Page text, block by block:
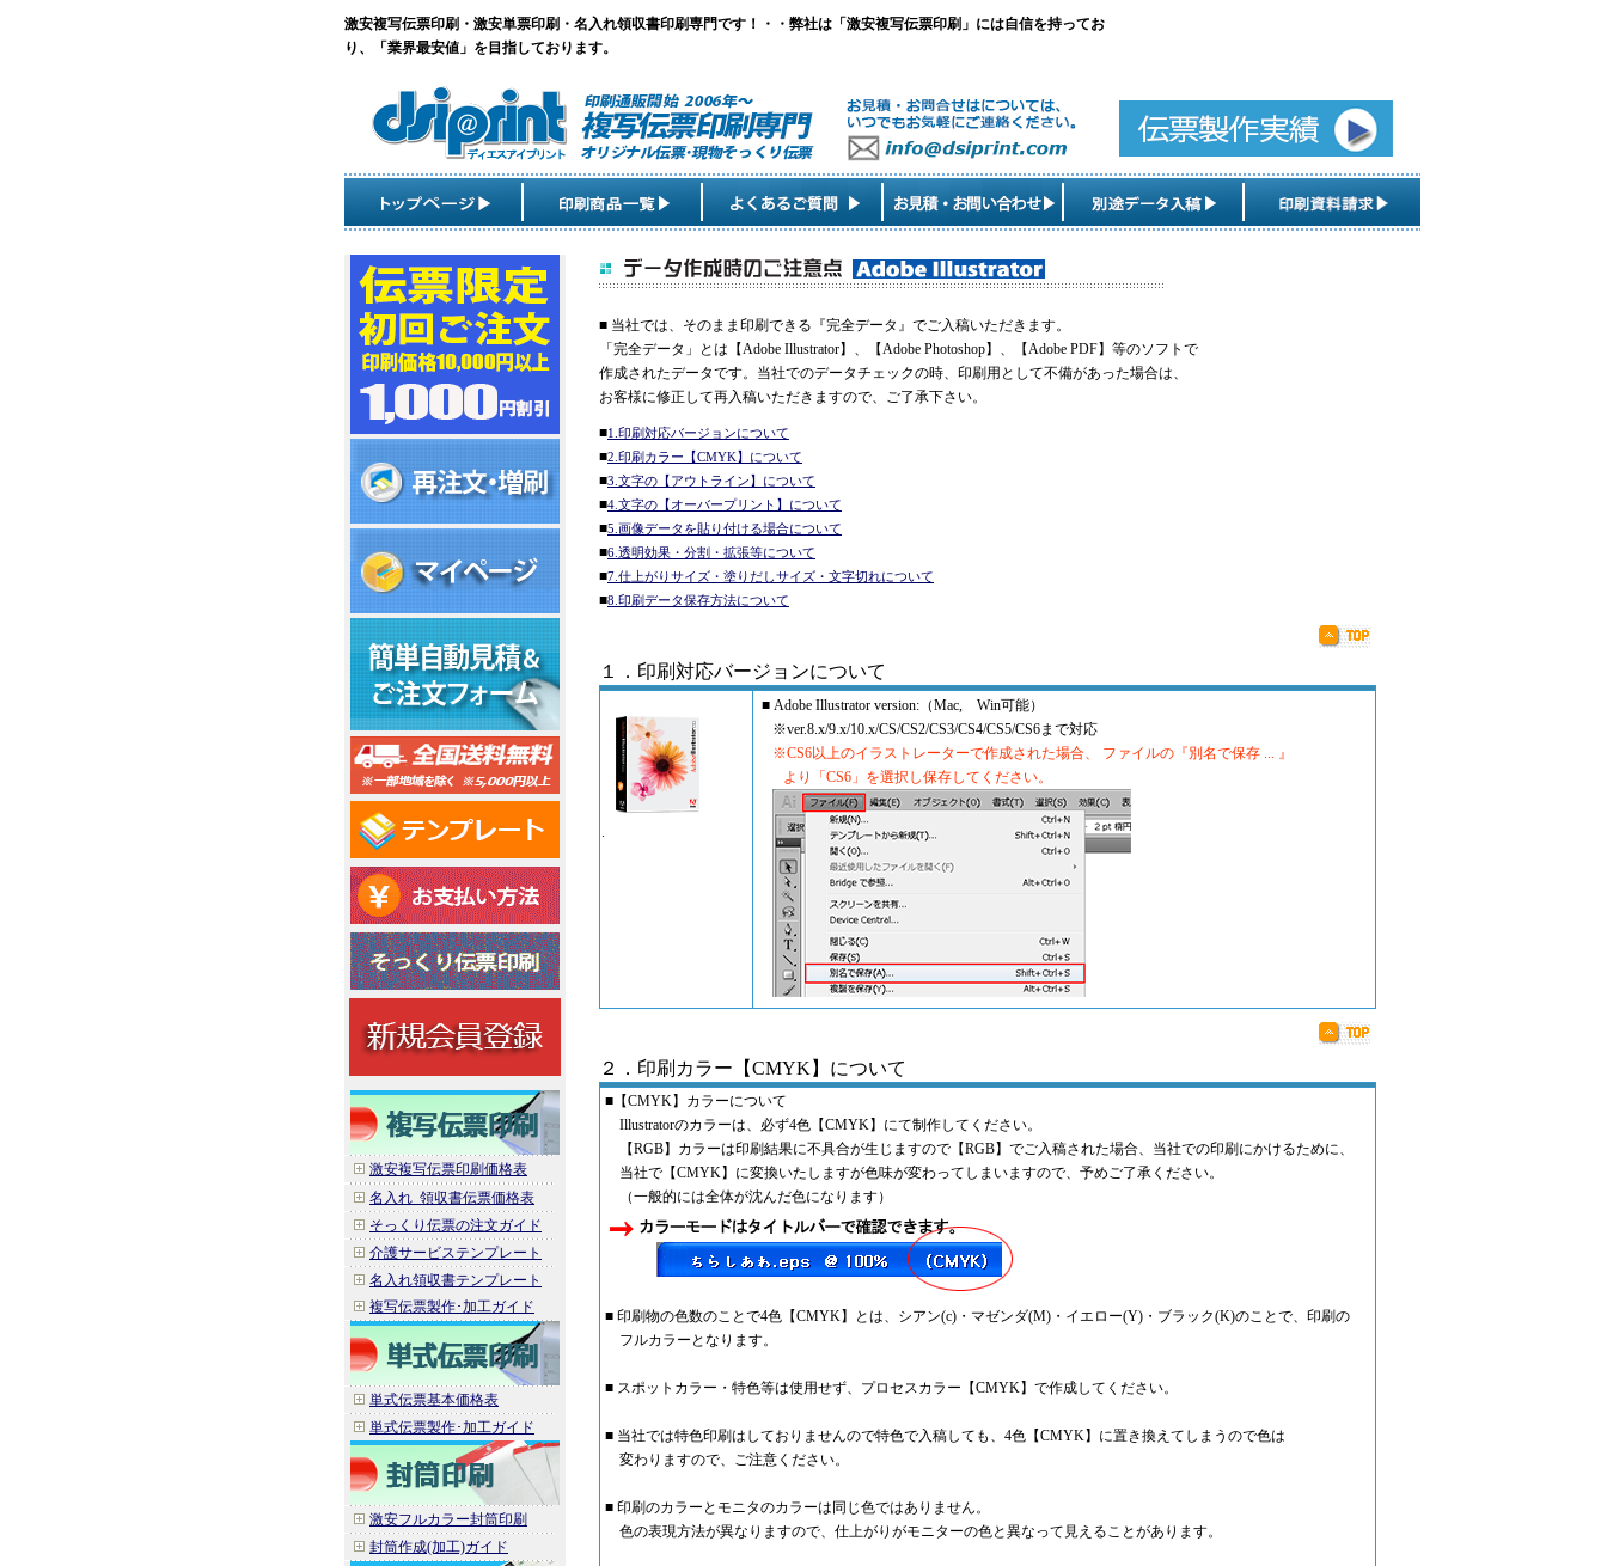
激安複写伝票印刷・激安単票印刷・名入れ領収書印刷専門です！・・弊社は「激安複写伝票印刷」には自信を持ってお
り、「業界最安値」を目指しております。
激安複写伝票印刷価格表
名入れ_領収書伝票価格表
そっくり伝票の注文ガイド
介護サービステンプレート
名入れ領収書テンプレート
複写伝票製作･加工ガイド
単式伝票基本価格表
単式伝票製作･加工ガイド
激安フルカラー封筒印刷
封筒作成(加工)ガイド
■ 当社では、そのまま印刷できる『完全データ』でご入稿いただきます。
「完全データ」とは【Adobe Illustrator】、【Adobe Photoshop】、【Adobe PDF】等のソフトで
作成されたデータです。当社でのデータチェックの時、印刷用として不備があった場合は、
お客様に修正して再入稿いただきますので、ご了承下さい。
■1.印刷対応バージョンについて
■2.印刷カラー【CMYK】について
■3.文字の【アウトライン】について
■4.文字の【オーバープリント】について
■5.画像データを貼り付ける場合について
■6.透明効果・分割・拡張等について
■7.仕上がりサイズ・塗りだしサイズ・文字切れについて
■8.印刷データ保存方法について
１．印刷対応バージョンについて
.
■ Adobe Illustrator version:（Mac, Win可能）
※ver.8.x/9.x/10.x/CS/CS2/CS3/CS4/CS5/CS6まで対応
※CS6以上のイラストレーターで作成された場合、 ファイルの『別名で保存 ... 』
より「CS6」を選択し保存してください。
２．印刷カラー【CMYK】について
■【CMYK】カラーについて
Illustratorのカラーは、必ず4色【CMYK】にて制作してください。
【RGB】カラーは印刷結果に不具合が生じますので【RGB】でご入稿された場合、当社での印刷にかけるために、
当社で【CMYK】に変換いたしますが色味が変わってしまいますので、予めご了承ください。
（一般的には全体が沈んだ色になります）
■ 印刷物の色数のことで4色【CMYK】とは、シアン(c)・マゼンダ(M)・イエロー(Y)・ブラック(K)のことで、印刷の
フルカラーとなります。
■ スポットカラー・特色等は使用せず、プロセスカラー【CMYK】で作成してください。
■ 当社では特色印刷はしておりませんので特色で入稿しても、4色【CMYK】に置き換えてしまうので色は
変わりますので、ご注意ください。
■ 印刷のカラーとモニタのカラーは同じ色ではありません。
色の表現方法が異なりますので、仕上がりがモニターの色と異なって見えることがあります。